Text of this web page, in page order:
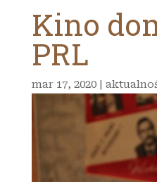
Kino
PRL
mar 17, 2020|